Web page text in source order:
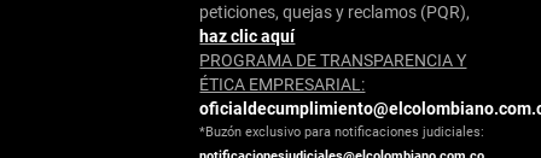
peticiones, quejas y reclamos (PQR),
haz clic aquí
PROGRAMA DE TRANSPARENCIA Y
ÉTICA EMPRESARIAL:
*Buzón exclusivo para notificaciones judiciales: